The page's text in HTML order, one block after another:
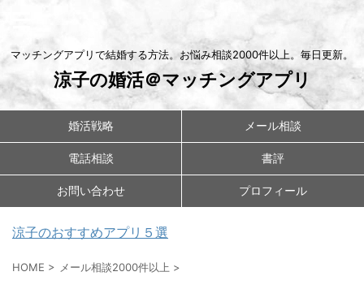
マッチングアプリで結婚する方法。お悩み相談2000件以上。毎日更新。
涼子の婚活＠マッチングアプリ
婚活戦略 メール相談
電話相談 書評
お問い合わせ プロフィール
涼子のおすすめアプリ５選
HOME > メール相談2000件以上 >